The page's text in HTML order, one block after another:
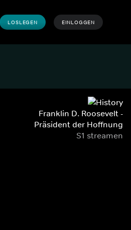
LOSLEGEN EINLOGGEN
Franklin D. Roosevelt -
Präsident der Hoffnung
S1 streamen